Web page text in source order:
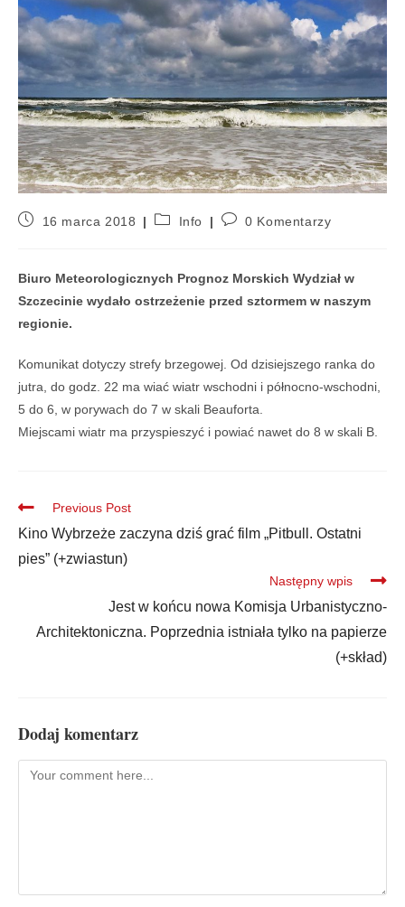
16 marca 2018 Info 0 Komentarzy
Biuro Meteorologicznych Prognoz Morskich Wydział w
Szczecinie wydało ostrzeżenie przed sztormem w naszym
regionie.
Komunikat dotyczy strefy brzegowej. Od dzisiejszego ranka do
jutra, do godz. 22 ma wiać wiatr wschodni i północno-wschodni,
5 do 6, w porywach do 7 w skali Beauforta.
Miejscami wiatr ma przyspieszyć i powiać nawet do 8 w skali B.
Previous Post
Kino Wybrzeże zaczyna dziś grać film „Pitbull. Ostatni
pies” (+zwiastun)
Następny wpis
Jest w końcu nowa Komisja Urbanistyczno-
Architektoniczna. Poprzednia istniała tylko na papierze
(+skład)
Dodaj komentarz